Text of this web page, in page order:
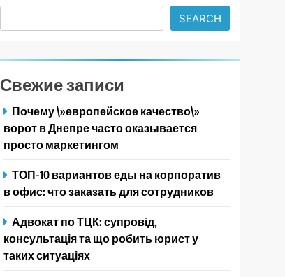
SEARCH
Свежие записи
Почему \»европейское качество\»
ворот в Днепре часто оказывается
просто маркетингом
ТОП-10 вариантов еды на корпоратив
в офис: что заказать для сотрудников
Адвокат по ТЦК: супровід,
консультація та що робить юрист у
таких ситуаціях